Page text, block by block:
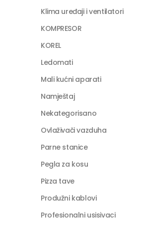
Klima uređaji i ventilatori
KOMPRESOR
KOREL
Ledomati
Mali kućni aparati
Namještaj
Nekategorisano
Ovlaživači vazduha
Parne stanice
Pegla za kosu
Pizza tave
Produžni kablovi
Profesionalni usisivaci